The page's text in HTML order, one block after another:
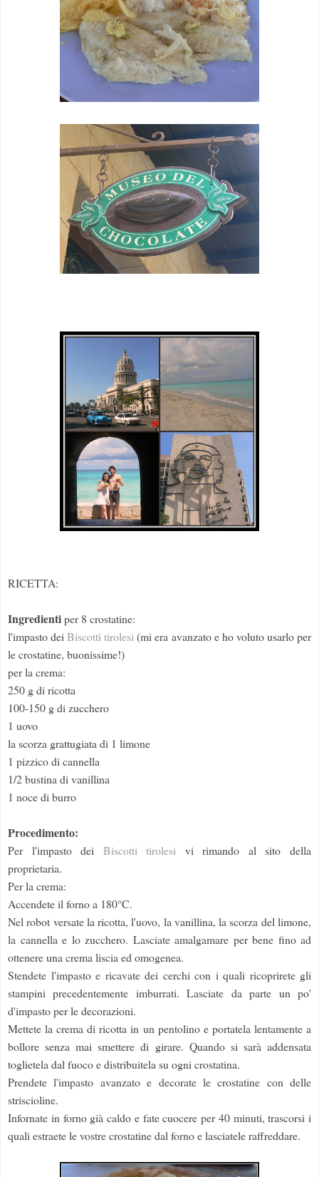
RICETTA:
Ingredientiper 8 crostatine:
l'impasto deiBiscotti tirolesi (mi era avanzato e ho voluto usarlo per
le crostatine, buonissime!)
per la crema:
250 g di ricotta
100-150 g di zucchero
1 uovo
la scorza grattugiata di 1 limone
1 pizzico di cannella
1/2 bustina di vanillina
1 noce di burro
Procedimento:
Per l'impasto dei Biscotti tirolesi vi rimando al sito della
proprietaria.
Per la crema:
Accendete il forno a 180°C.
Nel robot versate la ricotta, l'uovo, la vanillina, la scorza del limone,
la cannella e lo zucchero. Lasciate amalgamare per bene fino ad
ottenere una crema liscia ed omogenea.
Stendete l'impasto e ricavate dei cerchi con i quali ricoprirete gli
stampini precedentemente imburrati. Lasciate da parte un po'
d'impasto per le decorazioni.
Mettete la crema di ricotta in un pentolino e portatela lentamente a
bollore senza mai smettere di girare. Quando si sarà addensata
toglietela dal fuoco e distribuitela su ogni crostatina.
Prendete l'impasto avanzato e decorate le crostatine con delle
striscioline.
Infornate in forno già caldo e fate cuocere per 40 minuti, trascorsi i
quali estraete le vostre crostatine dal forno e lasciatele raffreddare.